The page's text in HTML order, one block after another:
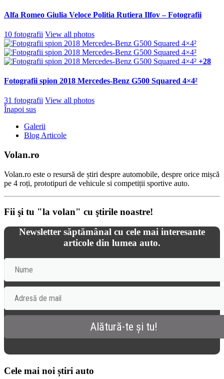
Alfa Romeo Giulia Veloce Politia Rutiera Ilfov – Fotografii
10 fotografii View all photos
+28
Fotografii spion 2018 Mercedes-Benz G500 Squared 4×4²
31 fotografii View all photos
Înapoi sus
Galerii
Blog Articole
Volan.ro
Volan.ro este o resursă de știri despre automobile, despre orice mișcă
pe 4 roți, prototipuri de vehicule si competiții sportive auto.
Fii şi tu "la volan" cu ştirile noastre!
Newsletter săptămânal cu cele mai interesante
articole din lumea auto.
Cele mai noi știri auto